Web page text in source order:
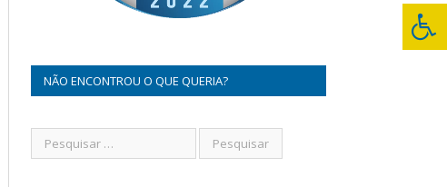
NÃO ENCONTROU O QUE QUERIA?